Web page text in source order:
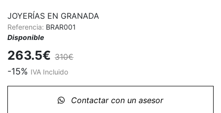
JOYERÍAS EN GRANADA
Referencia: BRAR001
Disponible
263.5€ 310€
-15% IVA Incluido
Contactar con un asesor